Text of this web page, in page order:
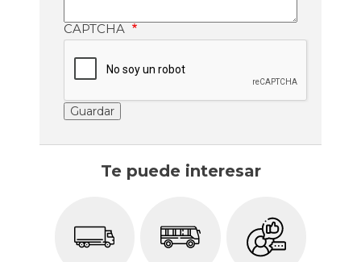
CAPTCHA
Te puede interesar